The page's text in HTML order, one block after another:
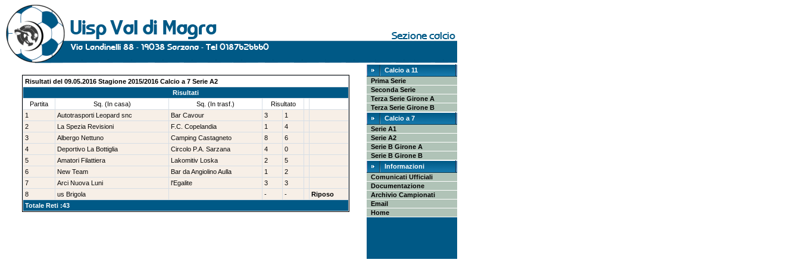
Risultati del 09.05.2016 Stagione 2015/2016 Calcio a 7 Serie A2
Risultati
Partita
Sq. (In casa) Sq. (In trasf.)
Risultato
1
Autotrasporti Leopard snc Bar Cavour 3
1
2
La Spezia Revisioni F.C. Copelandia 1
4
3
Albergo Nettuno Camping Castagneto 8
6
4
Deportivo La Bottiglia Circolo P.A. Sarzana 4
0
5
Amatori Filattiera Lakomitiv Loska 2
5
6
New Team Bar da Angiolino Aulla 1
2
7
Arci Nuova Luni l'Egalite 3
3
8
us Brigola - -
Riposo
Totale Reti :43
Calcio a 11
Prima Serie
Seconda Serie
Terza Serie Girone A
Terza Serie Girone B
Calcio a 7
Serie A1
Serie A2
Serie B Girone A
Serie B Girone B
Informazioni
Comunicati Ufficiali
Documentazione
Archivio Campionati
Email
Home